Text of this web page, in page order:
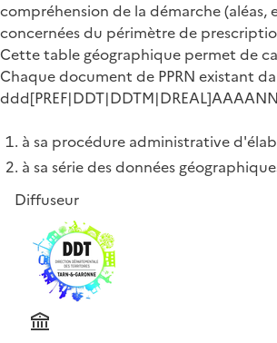
compréhension de la démarche (aléas,
concernées du périmètre de
Cette table géographique permet de
Chaque document de PPRN existant
à sa procédure administrative
à sa série des données
Diffuseur